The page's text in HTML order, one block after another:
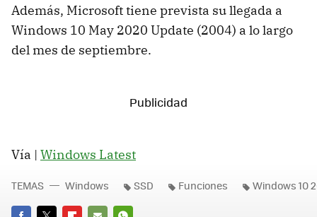
Además, Microsoft tiene prevista su llegada a
Windows 10 May 2020 Update (2004) a lo largo
del mes de septiembre.
Vía | Windows Latest
TEMAS Windows SSD Funciones Windows 10